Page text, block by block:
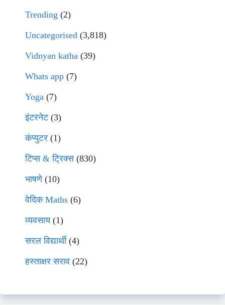
Trending (2)
Uncategorised (3,818)
Vidnyan katha (39)
Whats app (7)
Yoga (7)
इंटरनेट(3)
कंप्युटर (1)
टिप्स & ट्रिक्स(830)
भाषणे(10)
वेदिक Maths (6)
व्यवसाय(1)
सरल विद्यार्थी(4)
हस्ताक्षर सराव (22)